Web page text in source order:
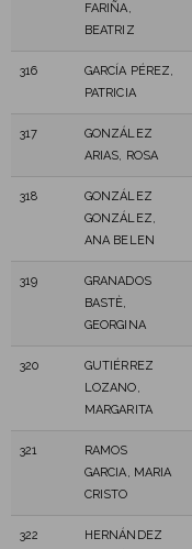
FARIÑA,
BEATRIZ
316
GARCÍA PÉREZ,
PATRICIA
317
GONZÁLEZ
ARIAS, ROSA
318
GONZÁLEZ
GONZÁLEZ,
ANA BELEN
319
GRANADOS
BASTÈ,
GEORGINA
320
GUTIÉRREZ
LOZANO,
MARGARITA
321
RAMOS
GARCIA, MARIA
CRISTO
322
HERNÁNDEZ